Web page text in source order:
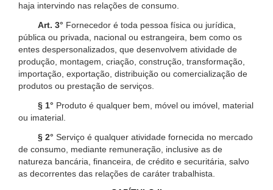
haja intervindo nas relações de consumo.
Art. 3° Fornecedor é toda pessoa física ou jurídica,
pública ou privada, nacional ou estrangeira, bem como os
entes despersonalizados, que desenvolvem atividade de
produção, montagem, criação, construção, transformação,
importação, exportação, distribuição ou comercialização de
produtos ou prestação de serviços.
§ 1° Produto é qualquer bem, móvel ou imóvel, material
ou imaterial.
§ 2° Serviço é qualquer atividade fornecida no mercado
de consumo, mediante remuneração, inclusive as de
natureza bancária, financeira, de crédito e securitária, salvo
as decorrentes das relações de caráter trabalhista.